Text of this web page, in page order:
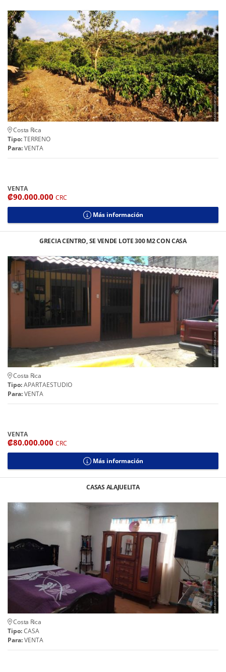
Costa Rica
Tipo:TERRENO
Para:VENTA
VENTA
₡90.000.000 CRC
Más información
GRECIA CENTRO, SE VENDE LOTE 300 M2 CON CASA
Costa Rica
Tipo:APARTAESTUDIO
Para:VENTA
VENTA
₡80.000.000 CRC
Más información
CASAS ALAJUELITA
Costa Rica
Tipo:CASA
Para:VENTA